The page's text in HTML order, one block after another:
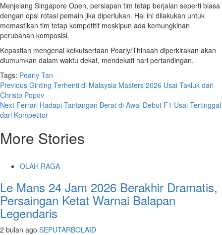
Menjelang Singapore Open, persiapan tim tetap berjalan seperti biasa
dengan opsi rotasi pemain jika diperlukan. Hal ini dilakukan untuk
memastikan tim tetap kompetitif meskipun ada kemungkinan
perubahan komposisi.
Kepastian mengenai keikutsertaan Pearly/Thinaah diperkirakan akan
diumumkan dalam waktu dekat, mendekati hari pertandingan.
Tags: Pearly Tan
Post
navigation
Previous Ginting Terhenti di Malaysia Masters 2026 Usai Takluk dari
Christo Popov
Next Ferrari Hadapi Tantangan Berat di Awal Debut F1 Usai Tertinggal
dari Kompetitor
More Stories
OLAH RAGA
Le Mans 24 Jam 2026 Berakhir Dramatis,
Persaingan Ketat Warnai Balapan
Legendaris
2 bulan ago SEPUTARBOLAID